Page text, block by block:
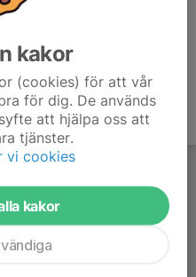
kakor
(cookies) för att vår
för dig. De används
att hjälpa oss att
tjänster.
vi cookies
kakor